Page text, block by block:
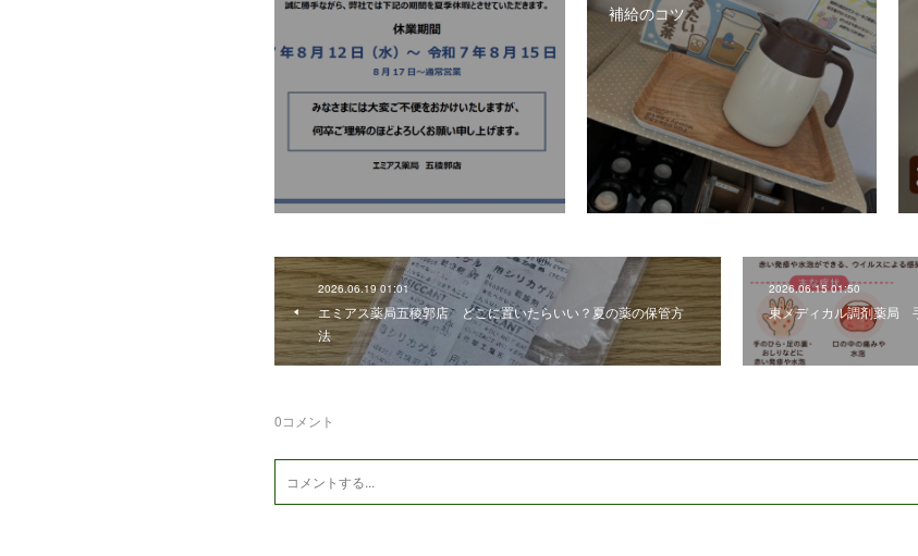
補給のコツ
2026.06.19 01:01
エミアス薬局五稜郭店 どこに置いたらいい？夏の薬の保管方
法
2026.06.15 01:50
東メディカル調剤薬局
0コメント